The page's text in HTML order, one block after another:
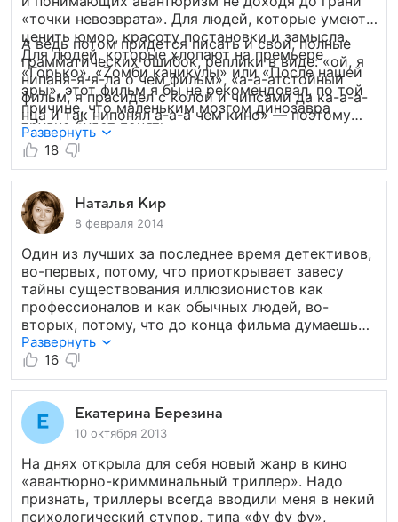
«точки невозврата». Для людей, которые умеют
ценить юмор, красоту постановки и замысла.
Для людей, которые хлопают на премьере
«Горько», «Zомби каникулы» или «После нашей
эры», этот фильм я бы не рекомендовал, по той
причине, что маленьким мозгом динозавра
трудно будет понять.
А ведь потом придется писать и свои, полные
грамматических ошибок, реплики в виде: «ой, я
нипаня-я-я-ла о чем фильм», «а-а-атстойный
фильм, я прасидел с колой и чипсами да ка-а-а-
нца и так нипонял а-а-а чем кино» — поэтому
не утруждайте себя просмотром данного
фильма, скоро выйдет «Горько2».
Развернуть
18
Наталья Кир
8 февраля 2014
Один из лучших за последнее время детективов,
во-первых, потому, что приоткрывает завесу
тайны существования иллюзионистов как
профессионалов и как обычных людей, во-
вторых, потому, что до конца фильма думаешь
и гадаешь, кто же за всем этим стоит. Отличные
спецэффекты, чувствуется авантюризм
и динамичное развитие сюжета.
Развернуть
16
Екатерина Березина
10 октября 2013
На днях открыла для себя новый жанр в кино
«авантюрно-кримминальный триллер». Надо
признать, триллеры всегда вводили меня в некий
психологический ступор, типа «фу фу фу»,